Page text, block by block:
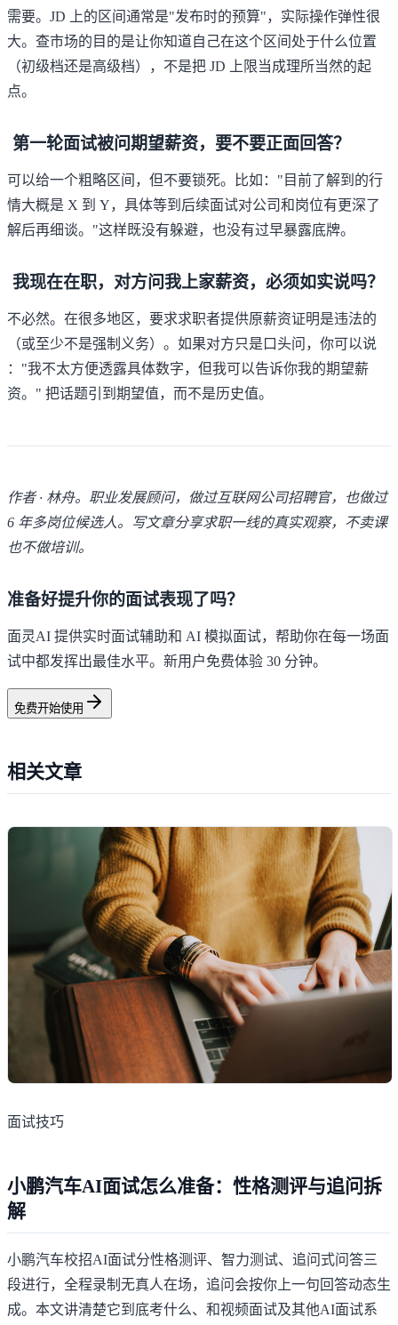
需要。JD 上的区间通常是"发布时的预算"，实际操作弹性很
大。查市场的目的是让你知道自己在这个区间处于什么位置
（初级档还是高级档），不是把 JD 上限当成理所当然的起
点。
第一轮面试被问期望薪资，要不要正面回答？
可以给一个粗略区间，但不要锁死。比如："目前了解到的行
情大概是 X 到 Y，具体等到后续面试对公司和岗位有更深了
解后再细谈。"这样既没有躲避，也没有过早暴露底牌。
我现在在职，对方问我上家薪资，必须如实说吗？
不必然。在很多地区，要求求职者提供原薪资证明是违法的
（或至少不是强制义务）。如果对方只是口头问，你可以说
："我不太方便透露具体数字，但我可以告诉你我的期望薪
资。" 把话题引到期望值，而不是历史值。
作者 · 林舟。职业发展顾问，做过互联网公司招聘官，也做过
6 年多岗位候选人。写文章分享求职一线的真实观察，不卖课
也不做培训。
准备好提升你的面试表现了吗？
面灵AI 提供实时面试辅助和 AI 模拟面试，帮助你在每一场面
试中都发挥出最佳水平。新用户免费体验 30 分钟。
免费开始使用
相关文章
面试技巧
小鹏汽车AI面试怎么准备：性格测评与追问拆
解
小鹏汽车校招AI面试分性格测评、智力测试、追问式问答三
段进行，全程录制无真人在场，追问会按你上一句回答动态生
成。本文讲清楚它到底考什么、和视频面试及其他AI面试系